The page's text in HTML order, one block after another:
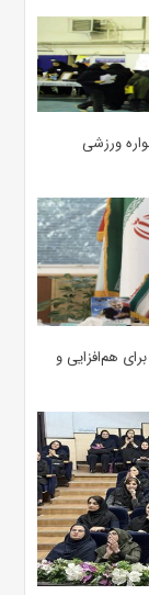
ورزشی
هم‌افزایی و